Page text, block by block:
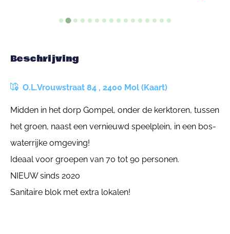
Beschrijving
O.L.Vrouwstraat 84 , 2400 Mol (Kaart)
Midden in het dorp Gompel, onder de kerktoren, tussen
het groen, naast een vernieuwd speelplein, in een bos-
waterrijke omgeving!
Ideaal voor groepen van 70 tot 90 personen.
NIEUW sinds 2020
Sanitaire blok met extra lokalen!